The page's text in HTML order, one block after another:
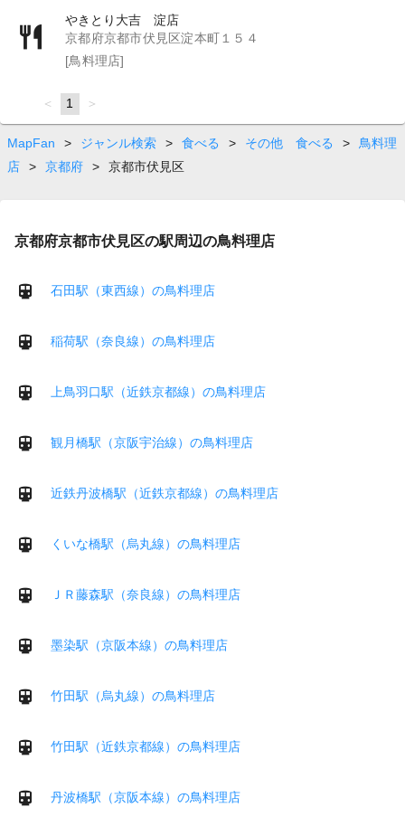
やきとり大吉 淀店
京都府京都市伏見区淀本町１５４
[鳥料理店]
page
You're
on
page
1 page
MapFan > ジャンル検索 > 食べる > その他 食べる >
鳥料理
店
> 京都府 > 京都市伏見区
京都府京都市伏見区の駅周辺の鳥料理店
石田駅（東西線）の鳥料理店
稲荷駅（奈良線）の鳥料理店
上鳥羽口駅（近鉄京都線）の鳥料理店
観月橋駅（京阪宇治線）の鳥料理店
近鉄丹波橋駅（近鉄京都線）の鳥料理店
くいな橋駅（烏丸線）の鳥料理店
ＪＲ藤森駅（奈良線）の鳥料理店
墨染駅（京阪本線）の鳥料理店
竹田駅（烏丸線）の鳥料理店
竹田駅（近鉄京都線）の鳥料理店
丹波橋駅（京阪本線）の鳥料理店